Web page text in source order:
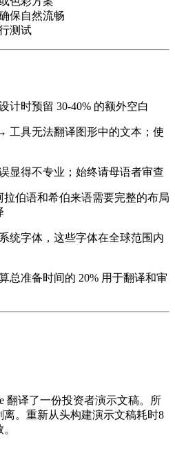
保自然流畅
测试
计时预留 30-40% 的额外空白
工具无法翻译图形中的文本；使
显得不专业；始终请母语者审查
伯语和希伯来语需要完整的布局
统字体，这些字体在全球范围内
总准备时间的 20% 用于翻译和审
翻译了一份投资者演示文稿。所
。重新从头构建演示文稿耗时8